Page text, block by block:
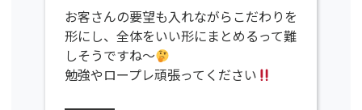
お客さんの要望も入れながらこだわりを
形にし、全体をいい形にまとめるって難
しそうですね〜
勉強やロープレ頑張ってください